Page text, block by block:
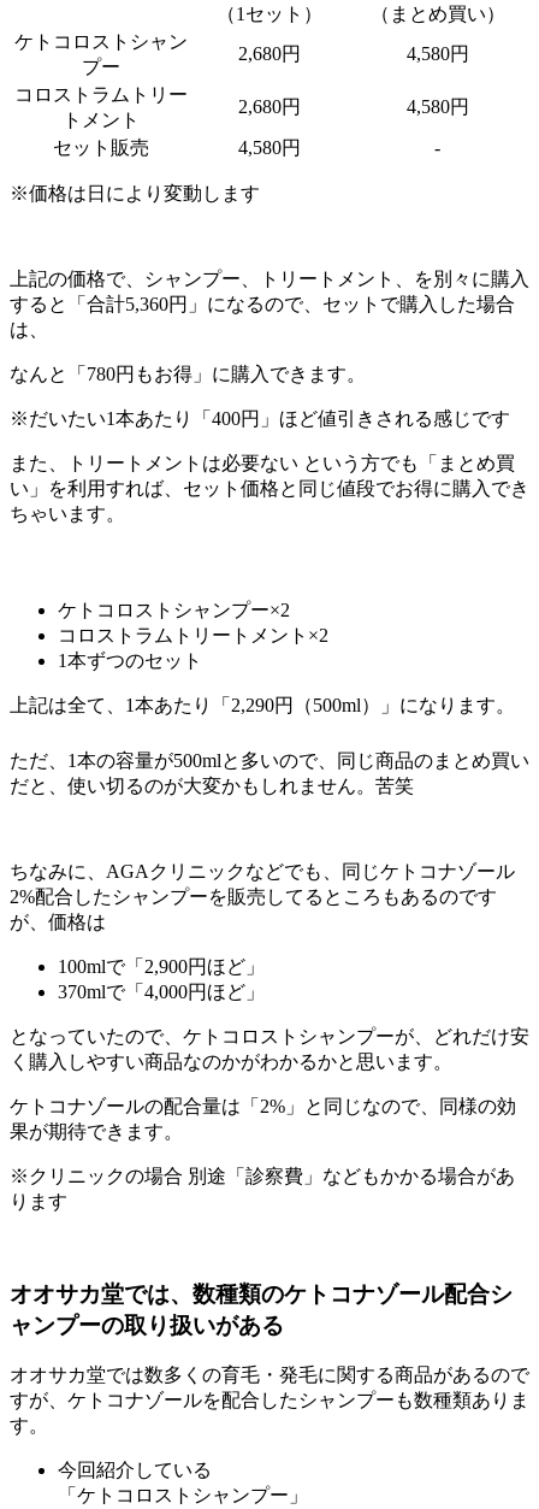
（1セット）
（まとめ買い）
ケトコロストシャン
プー
2,680円
4,580円
コロストラムトリー
トメント
2,680円
4,580円
セット販売
4,580円 -
※価格は日により変動します
上記の価格で、シャンプー、トリートメント、を別々に購入
すると「合計5,360円」になるので、セットで購入した場合
は、
なんと 「780円もお得」に購入 できます。
※だいたい1本あたり「400円」ほど値引きされる感じです
また、トリートメントは必要ない という方でも
「まとめ買
い」を利用すれば、セット価格と同じ値段でお得に購入 でき
ちゃいます。
ケトコロストシャンプー×2
コロストラムトリートメント×2
1本ずつのセット
上記は全て、 1本あたり「2,290円（500ml）」 になります。
ただ、1本の容量が500mlと多いので、同じ商品のまとめ買い
だと、使い切るのが大変かもしれません。苦笑
ちなみに、AGAクリニックなどでも、同じケトコナゾール
2%配合したシャンプーを販売してるところもあるのです
が、価格は
100mlで「2,900円ほど」
370mlで「4,000円ほど」
となっていたので、ケトコロストシャンプーが、
どれだけ安
く購入しやすい商品なのかがわかるかと思います。
ケトコナゾールの配合量は「2%」と同じなので、同様の効
果が期待できます。
※クリニックの場合 別途「診察費」などもかかる場合があ
ります
オオサカ堂では、数種類のケトコナゾール配合シ
ャンプーの取り扱いがある
オオサカ堂では数多くの育毛・発毛に関する商品があるので
すが、ケトコナゾールを配合したシャンプーも数種類ありま
す。
今回紹介している
「ケトコロストシャンプー」